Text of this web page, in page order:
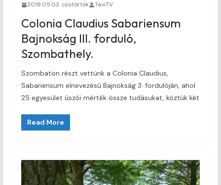
2018.05.03. csütörtök TaviTV
Colonia Claudius Sabariensum
Bajnokság III. forduló,
Szombathely.
Szombaton részt vettünk a Colonia Claudius,
Sabariensum elnevezésű Bajnokság 3. fordulóján, ahol
25 egyesület úszói mérték össze tudásukat, köztük két
Read More